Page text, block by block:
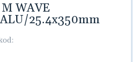
WAVE
25.4x350mm